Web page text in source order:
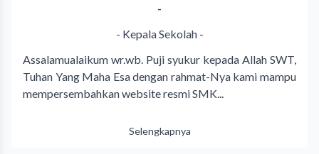
-
- Kepala Sekolah -
Assalamualaikum wr.wb. Puji syukur kepada Allah SWT,
Tuhan Yang Maha Esa dengan rahmat-Nya kami mampu
mempersembahkan website resmi SMK...
Selengkapnya